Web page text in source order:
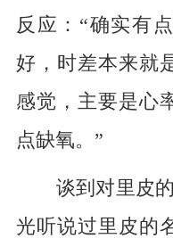
反应：“确实有
好，时差本来就
感觉，主要是心
点缺氧。”
谈到对里皮的
光听说过里皮的